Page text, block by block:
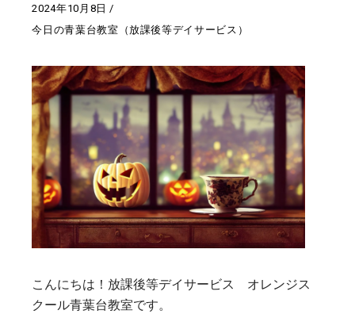
2024年10月8日
今日の青葉台教室（放課後等デイサービス）
こんにちは！放課後等デイサービス オレンジス
クール青葉台教室です。